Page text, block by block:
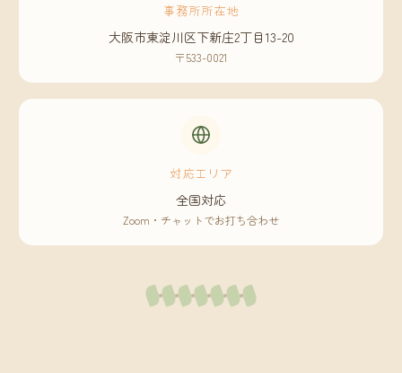
事務所所在地
大阪市東淀川区下新庄2丁目13-20
〒533-0021
対応エリア
全国対応
Zoom・チャットでお打ち合わせ